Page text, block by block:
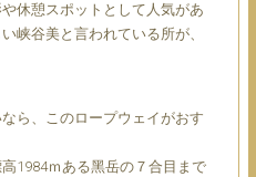
休憩スポットとして⼈気があ
峡⾕美と⾔われている所が、
ら、このロープウェイがおす
1984ｍある⿊岳の７合⽬まで